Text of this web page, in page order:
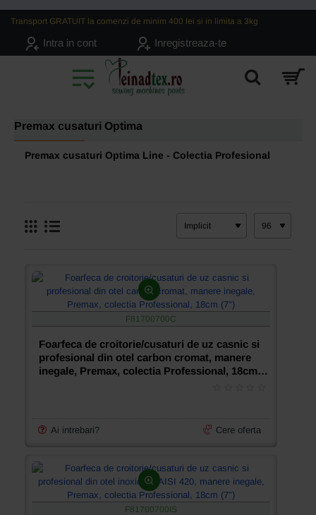
Transport GRATUIT la comenzi de minim 400 lei si in limita a 3kg
Intra in cont Inregistreaza-te
Premax cusaturi Optima
Premax cusaturi Optima Line - Colectia Profesional
F81700700C
Foarfeca de croitorie/cusaturi de uz casnic si
profesional din otel carbon cromat, manere
inegale, Premax, colectia Professional, 18cm
Ai intrebari? Cere oferta
F81700700IS